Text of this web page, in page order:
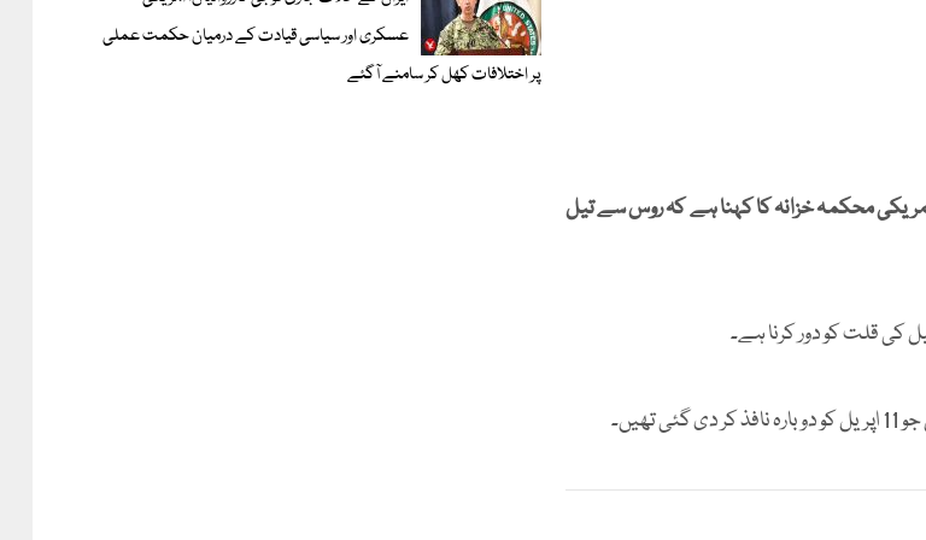
محکمہ خزانہ کا کہنا ہے کہ روس سے تیل
کی قلت کو دور کرنا ہے۔
عسکری اور سیاسی قیادت کے درمیان حکمت عملی
پر اختلافات کھل کر سامنے آگئے